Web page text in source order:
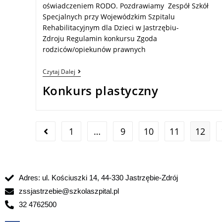
oświadczeniem RODO. Pozdrawiamy Zespół Szkół
Specjalnych przy Wojewódzkim Szpitalu
Rehabilitacyjnym dla Dzieci w Jastrzębiu-
Zdroju Regulamin konkursu Zgoda
rodziców/opiekunów prawnych
Czytaj Dalej
Konkurs plastyczny
1 … 9 10 11 12
Adres: ul. Kościuszki 14, 44-330 Jastrzębie-Zdrój
zssjastrzebie@szkolaszpital.pl
32 4762500